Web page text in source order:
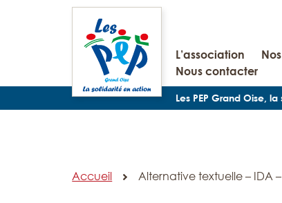
L’association
Nous contacter
Les PEP Grand Oise,
Accueil Alternative textuelle – IDA